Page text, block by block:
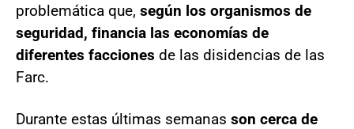
problemática que, según los organismos de
seguridad, financia las economías de
diferentes facciones de las disidencias de las
Farc.
Durante estas últimas semanas son cerca de